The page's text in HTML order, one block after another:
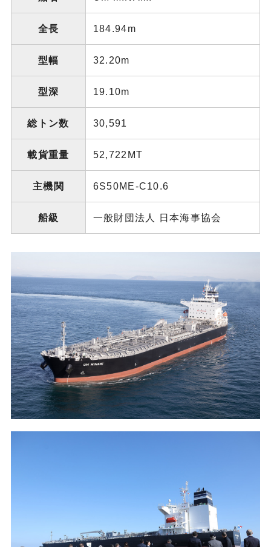
全長 184.94m
型幅 32.20m
型深 19.10m
総トン数 30,591
載貨重量 52,722MT
主機関 6S50ME-C10.6
船級 一般財団法人 日本海事協会